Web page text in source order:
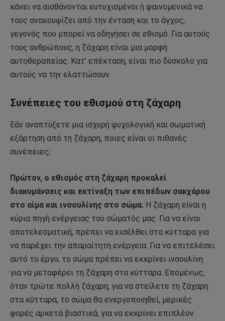
κάνει να αισθάνονται ευτυχισμένοι ή φαινομενικά να
τους ανακουφίζει από την ένταση και το άγχος,
γεγονός που μπορεί να οδηγήσει σε εθισμό. Για αυτούς
τους ανθρώπους, η ζάχαρη είναι μια μορφή
αυτοθεραπείας. Κατ’ επέκταση, είναι πιο δύσκολο για
αυτούς να την ελαττώσουν.
Συνέπειες του εθισμού στη ζάχαρη
Εάν αναπτύξετε μια ισχυρή ψυχολογική και σωματική
εξάρτηση από τη ζάχαρη, ποιες είναι οι πιθανές
συνέπειες;
Πρώτον, ο εθισμός στη ζάχαρη προκαλεί
διακυμάνσεις και εκτίναξη των επιπέδων σακχάρου
στο αίμα και ινσουλίνης στο σώμα. Η ζάχαρη είναι η
κύρια πηγή ενέργειας του σώματός μας. Για να είναι
αποτελεσματική, πρέπει να εισέλθει στα κύτταρα για
να παρέχει την απαραίτητη ενέργεια. Για να επιτελέσει
αυτό το έργο, το σώμα πρέπει να εκκρίνει ινσουλίνη
για να μεταφέρει τη ζάχαρη στα κύτταρα. Επομένως,
όταν τρώτε πολλή ζάχαρη, για να στείλετε τη ζάχαρη
στα κύτταρα, το σώμα θα ενεργοποιηθεί, μερικές
φορές αρκετά βιαστικά, για να εκκρίνει επιπλέον